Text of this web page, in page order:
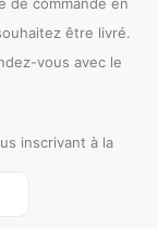
de commande en
être livré.
vous avec le
inscrivant à la